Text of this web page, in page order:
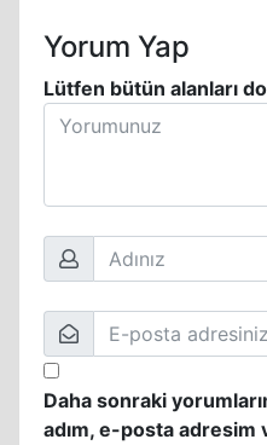
Yorum Yap
Lütfen bütün alanları
Daha sonraki
adım, e-posta adresim